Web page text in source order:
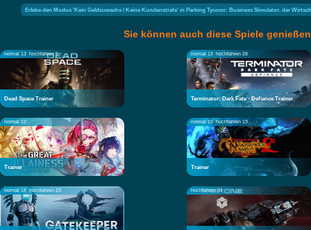
Erlebe den Modus 'Kein Geldzuwachs / Keine Kundenstrafe' in Parking Tycoon: Business Simulator, der
Sie können auch diese Spiele genießen
normal 13 hochfahren 5
Dead Space Trainer
normal 13 hochfahren 28
Terminator: Dark Fate - Defiance Trainer
normal 12
Trainer
normal 19 hochfahren 13
Trainer
normal 18 hochfahren 23 hochfahren 34